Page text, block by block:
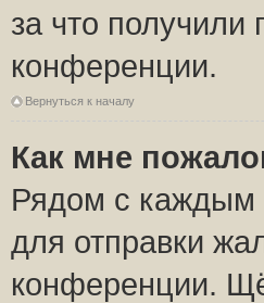
за что
конференции.
Вернуться к началу
Как мне
Рядом с каждым
для отправки
конференции.